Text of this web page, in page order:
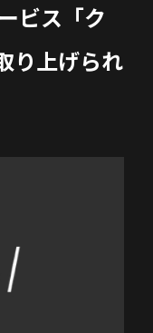
ビス「ク
り上げられ